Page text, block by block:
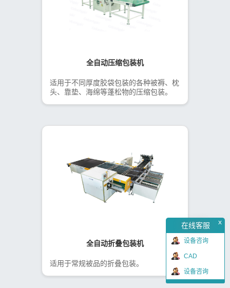
在线客服 x
设备咨询
CAD
设备咨询
全自动压缩包装机
适用于不同厚度胶袋包装的各种被褥、枕
头、靠垫、海绵等蓬松物的压缩包装。
全自动折叠包装机
适用于常规被品的折叠包装。